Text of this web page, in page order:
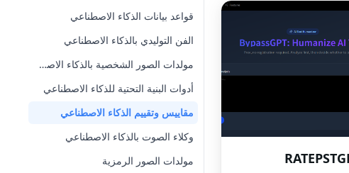
قواعد بيانات الذكاء الاصطناعي
الفن التوليدي بالذكاء الاصطناعي
مولدات الصور الشخصية بالذكاء الاصطناعي
أدوات البنية التحتية للذكاء الاصطناعي
مقاييس وتقييم الذكاء الاصطناعي
وكلاء الصوت بالذكاء الاصطناعي
مولدات الصور الرمزية